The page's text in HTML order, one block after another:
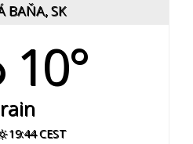
BAŇA, SK
10°
rain
19:44 CEST